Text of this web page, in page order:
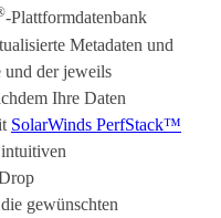
-Plattformdatenbank
Metadaten und
und der jeweils
Ihre Daten
SolarWinds PerfStack™
gewünschten